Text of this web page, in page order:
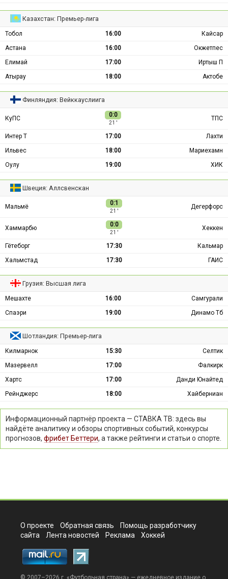
Казахстан: Премьер-лига
Тобол 16:00
Кайсар
Астана
16:00
Окжетпес
Елимай
17:00
Иртыш П
Атырау
18:00 Актобе
Финляндия: Вейккауслиига
КуПС 0:0
21 ′
ТПС
Интер Т 17:00
Лахти
Ильвес
18:00
Мариехамн
Оулу
19:00 ХИК
Швеция: Аллсвенскан
Мальмё 0:1
21 ′
Дегерфорс
Хаммарбю 0:0
21 ′
Хеккен
Гётеборг 17:30
Кальмар
Хальмстад
17:30 ГАИС
Грузия: Высшая лига
Мешахте 16:00
Самгурали
Спаэри
19:00 Динамо Тб
Шотландия: Премьер-лига
Килмарнок 15:30
Селтик
Мазервелл
17:00
Фалкирк
Хартс
17:00
Данди Юнайтед
Рейнджерс
18:00 Хайберниан
Информационный партнёр проекта — СТАВКА ТВ: здесь вы
найдёте аналитику и обзоры спортивных событий, конкурсы
прогнозов, фрибет Беттери, а также рейтинги и статьи о спорте.
О проекте Обратная связь
Помощь разработчику
сайта
Лента новостей Реклама Хоккей
© 2007–2026 г. «Футбольная страна» — ежедневное издание о